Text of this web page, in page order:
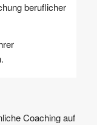
beruflicher
Coaching auf